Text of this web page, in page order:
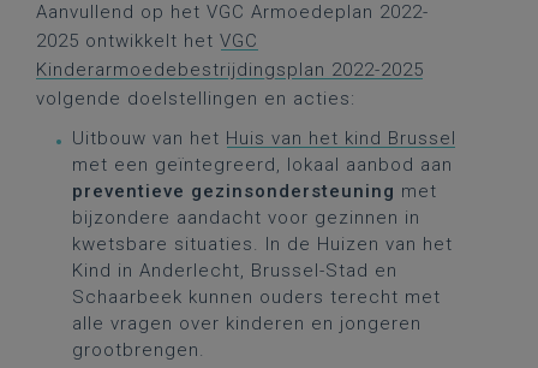
Aanvullend op het VGC Armoedeplan 2022-
2025 ontwikkelt het VGC
Kinderarmoedebestrijdingsplan 2022-2025
volgende doelstellingen en acties:
Uitbouw van het Huis van het kind Brussel
met een geïntegreerd, lokaal aanbod aan
preventieve gezinsondersteuning met
bijzondere aandacht voor gezinnen in
kwetsbare situaties. In de Huizen van het
Kind in Anderlecht, Brussel-Stad en
Schaarbeek kunnen ouders terecht met
alle vragen over kinderen en jongeren
grootbrengen.